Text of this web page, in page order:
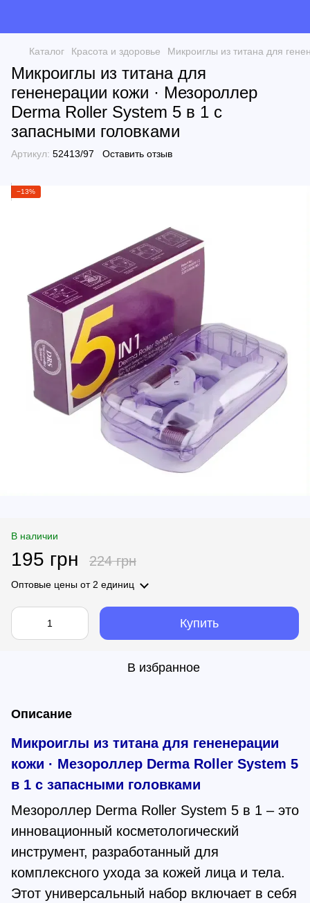
Каталог Красота и здоровье Микроиглы из титана для
Микроиглы из титана для
гененерации кожи · Мезороллер
Derma Roller System 5 в 1 с
запасными головками
Артикул: 52413/97 Оставить отзыв
−13%
В наличии
195 грн 224 грн
Оптовые цены от 2 единиц
Купить
В избранное
Описание
Микроиглы из титана для гененерации
кожи · Мезороллер Derma Roller System 5
в 1 с запасными головками
Мезороллер Derma Roller System 5 в 1 – это
инновационный косметологический
инструмент, разработанный для
комплексного ухода за кожей лица и тела.
Этот универсальный набор включает в себя